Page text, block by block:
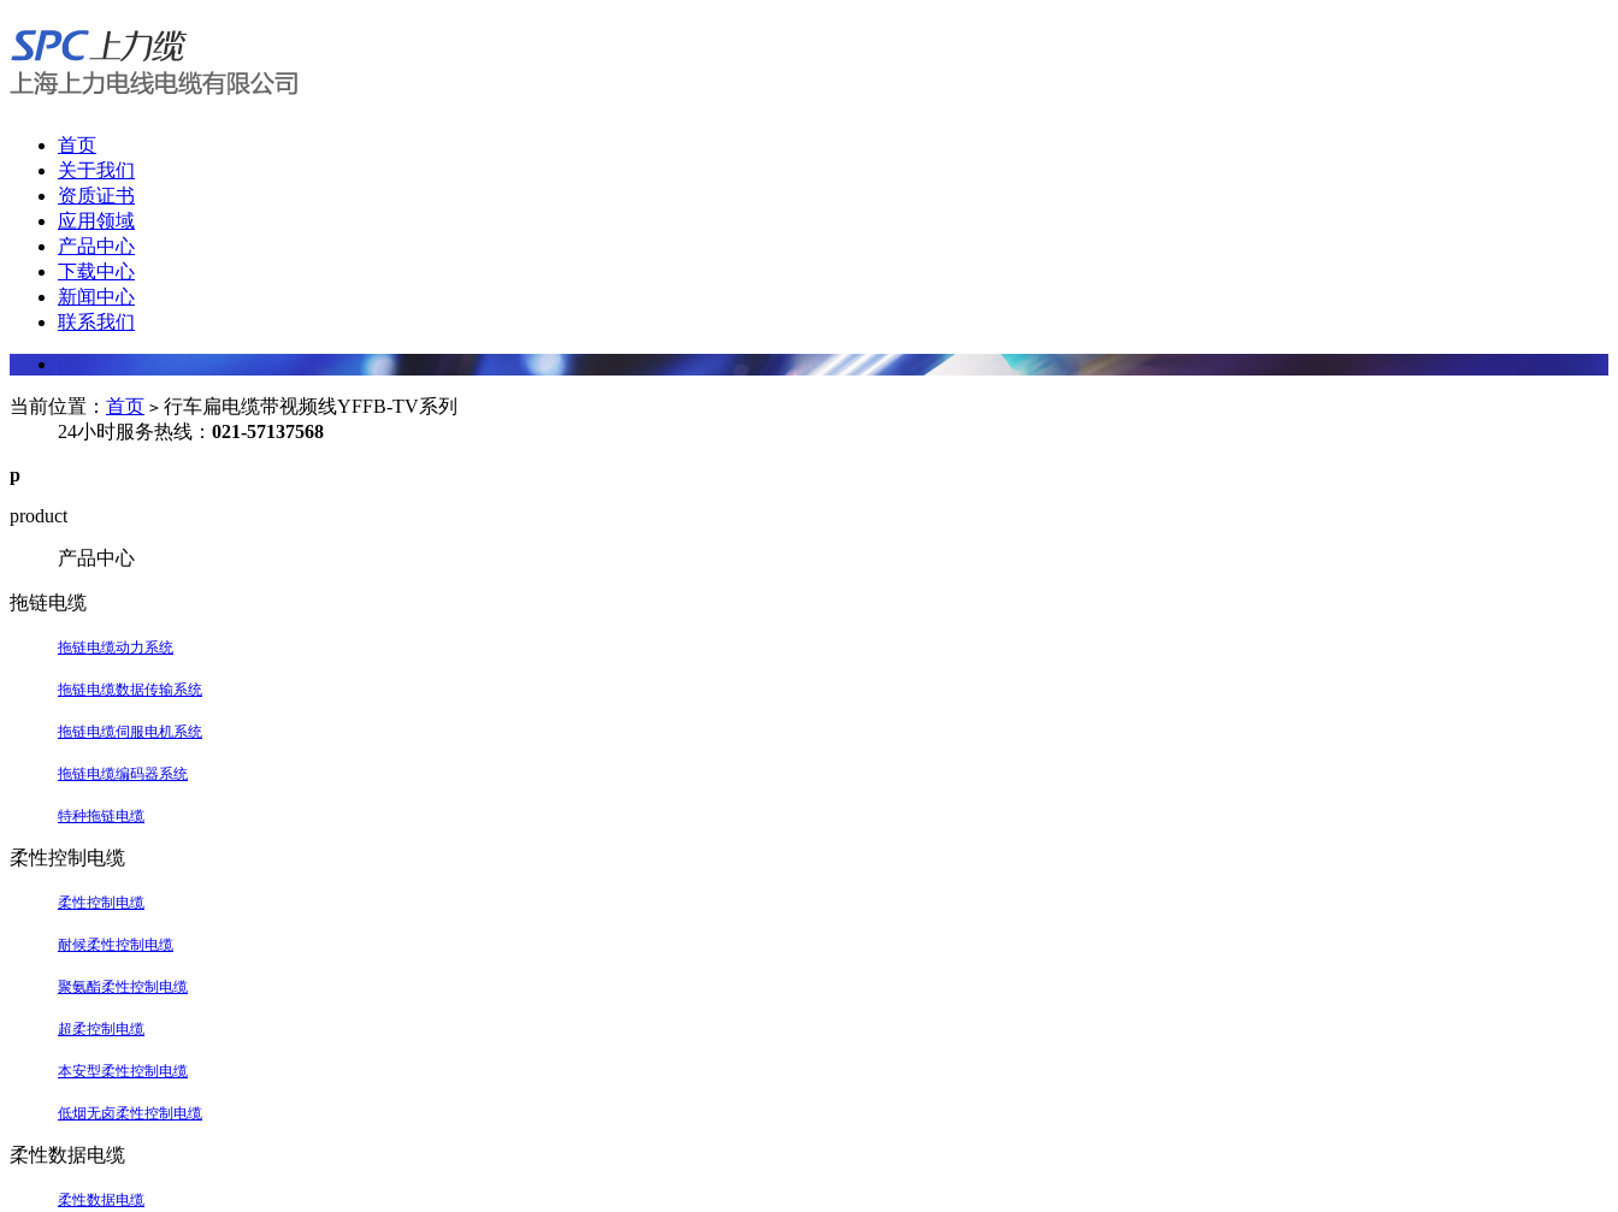
首页
关于我们
资质证书
应用领域
产品中心
下载中心
新闻中心
联系我们
当前位置： 首页 > 行车扁电缆带视频线YFFB-TV系列
24小时服务热线： 021-57137568
p
product
产品中心
拖链电缆
拖链电缆动力系统
拖链电缆数据传输系统
拖链电缆伺服电机系统
拖链电缆编码器系统
特种拖链电缆
柔性控制电缆
柔性控制电缆
耐候柔性控制电缆
聚氨酯柔性控制电缆
超柔控制电缆
本安型柔性控制电缆
低烟无卤柔性控制电缆
柔性数据电缆
柔性数据电缆